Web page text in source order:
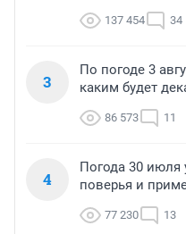
137 454 34
3
По погоде 3
каким будет
86 573 11
4
Погода 30 июля
поверья и
77 230 13